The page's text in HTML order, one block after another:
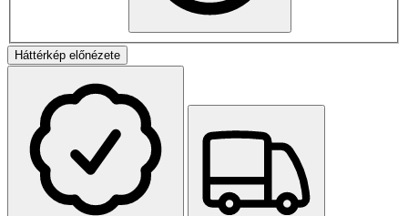
Háttérkép előnézete